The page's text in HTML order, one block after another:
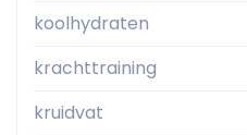
koolhydraten
krachttraining
kruidvat